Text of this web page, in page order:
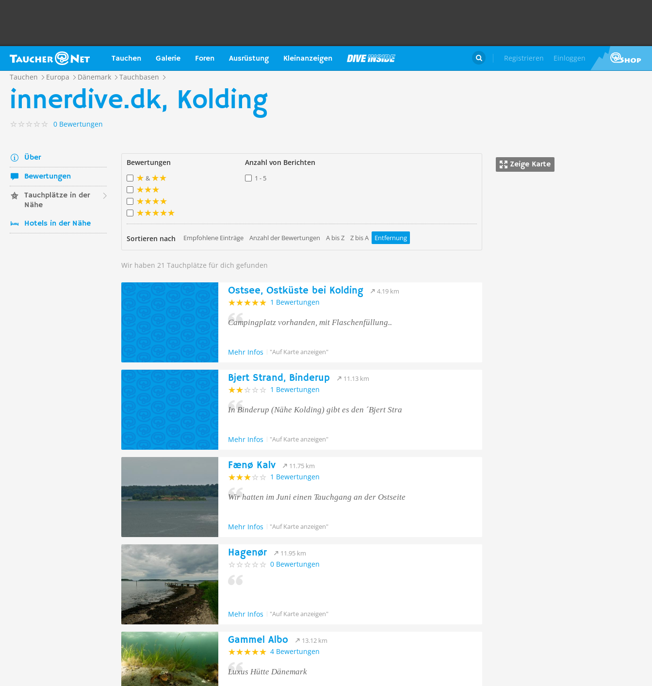
Tauchen Galerie Foren Ausrüstung Kleinanzeigen Registrieren Einloggen

Tauchen Europa Dänemark Tauchbasen
innerdive.dk, Kolding
0 Bewertungen
Über
Bewertungen
Tauchplätze in der
Nähe
Hotels in der Nähe
Zeige Karte
Bewertungen
&
Anzahl von Berichten
1 - 5
Sortieren nach Empfohlene Einträge Anzahl der Bewertungen A bis Z Z bis A Entfernung
Wir haben 21 Tauchplätze für dich gefunden
Ostsee, Ostküste bei Kolding 4.19 km
1 Bewertungen
Campingplatz vorhanden, mit Flaschenfüllung..
Mehr Infos "Auf Karte anzeigen"
Bjert Strand, Binderup 11.13 km
1 Bewertungen
In Binderup (Nähe Kolding) gibt es den ´Bjert Stra
Mehr Infos "Auf Karte anzeigen"
Fænø Kalv 11.75 km
1 Bewertungen
Wir hatten im Juni einen Tauchgang an der Ostseite
Mehr Infos "Auf Karte anzeigen"
Hagenør 11.95 km
0 Bewertungen
Mehr Infos "Auf Karte anzeigen"
Gammel Albo 13.12 km
4 Bewertungen
Luxus Hütte Dänemark